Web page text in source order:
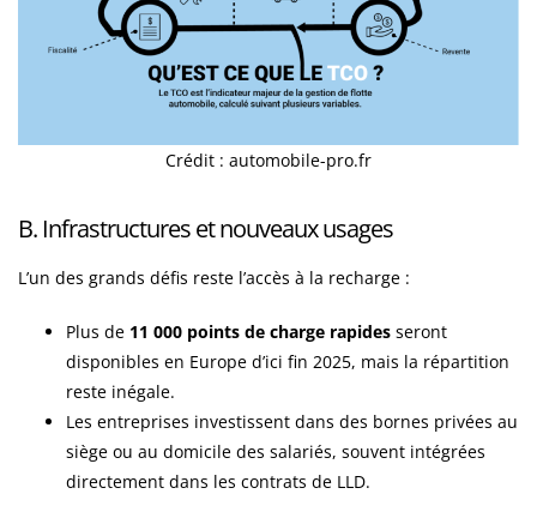
Crédit : automobile-pro.fr
B. Infrastructures et nouveaux usages
L’un des grands défis reste l’accès à la recharge :
Plus de 11 000 points de charge rapides seront
disponibles en Europe d’ici fin 2025, mais la répartition
reste inégale.
Les entreprises investissent dans des bornes privées au
siège ou au domicile des salariés, souvent intégrées
directement dans les contrats de LLD.